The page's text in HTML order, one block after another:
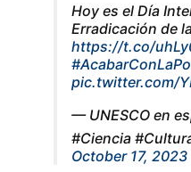
Hoy es el Día
Erradicación de
https://t.co/
pic.twitter.com/
— UNESCO en
#Ciencia
October 17, 2023